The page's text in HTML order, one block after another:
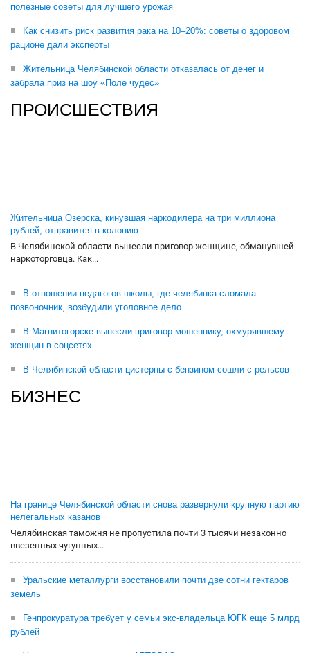
полезные советы для лучшего урожая
Как снизить риск развития рака на 10–20%: советы о здоровом
рационе дали эксперты
Жительница Челябинской области отказалась от денег и
забрала приз на шоу «Поле чудес»
ПРОИСШЕСТВИЯ
Жительница Озерска, кинувшая наркодилера на три миллиона
рублей, отправится в колонию
В Челябинской области вынесли приговор женщине, обманувшей
наркоторговца. Как...
В отношении педагогов школы, где челябинка сломала
позвоночник, возбудили уголовное дело
В Магнитогорске вынесли приговор мошеннику, охмурявшему
женщин в соцсетях
В Челябинской области цистерны с бензином сошли с рельсов
БИЗНЕС
На границе Челябинской области снова развернули крупную партию
нелегальных казанов
Челябинская таможня не пропустила почти 3 тысячи незаконно
ввезенных чугунных...
Уральские металлурги восстановили почти две сотни гектаров
земель
Генпрокуратура требует у семьи экс-владельца ЮГК еще 5 млрд
рублей